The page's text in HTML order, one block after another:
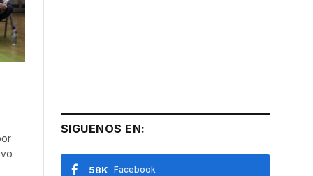
SIGUENOS EN:
Facebook
58K